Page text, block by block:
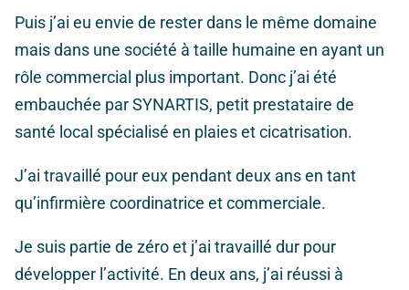
Puis j’ai eu envie de rester dans le même domaine
mais dans une société à taille humaine en ayant un
rôle commercial plus important. Donc j’ai été
embauchée par SYNARTIS, petit prestataire de
santé local spécialisé en plaies et cicatrisation.
J’ai travaillé pour eux pendant deux ans en tant
qu’infirmière coordinatrice et commerciale.
Je suis partie de zéro et j’ai travaillé dur pour
développer l’activité. En deux ans, j’ai réussi à